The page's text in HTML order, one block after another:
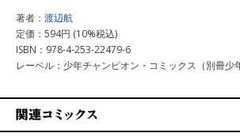
著者： 渡辺航
定価：594円 (10%税込)
ISBN：978-4-253-22479-6
レーベル：少年チャンピオン・コミックス（別冊少